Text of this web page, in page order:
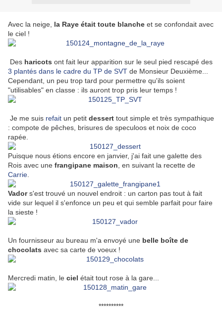
Avec la neige, la Raye était toute blanche et se confondait avec
le ciel !
Des haricots ont fait leur apparition sur le seul pied rescapé des
3 plantés dans le cadre du TP de SVT de Monsieur Deuxième...
Cependant, un peu trop tard pour permettre qu'ils soient
"utilisables" en classe : ils auront trop pris leur temps !
Je me suis refait un petit dessert tout simple et très sympathique
: compote de pêches, brisures de speculoos et noix de coco
rapée.
Puisque nous étions encore en janvier, j'ai fait une galette des
Rois avec une frangipane maison , en suivant la recette de
Carrie
Vadors'est trouvé un nouvel endroit : un carton pas tout à fait
vide sur lequel il s'enfonce un peu et qui semble parfait pour faire
la sieste !
Un fournisseur au bureau m'a envoyé une belle boîte de
chocolats avec sa carte de voeux !
Mercredi matin, le ciel était tout rose à la gare...
**********